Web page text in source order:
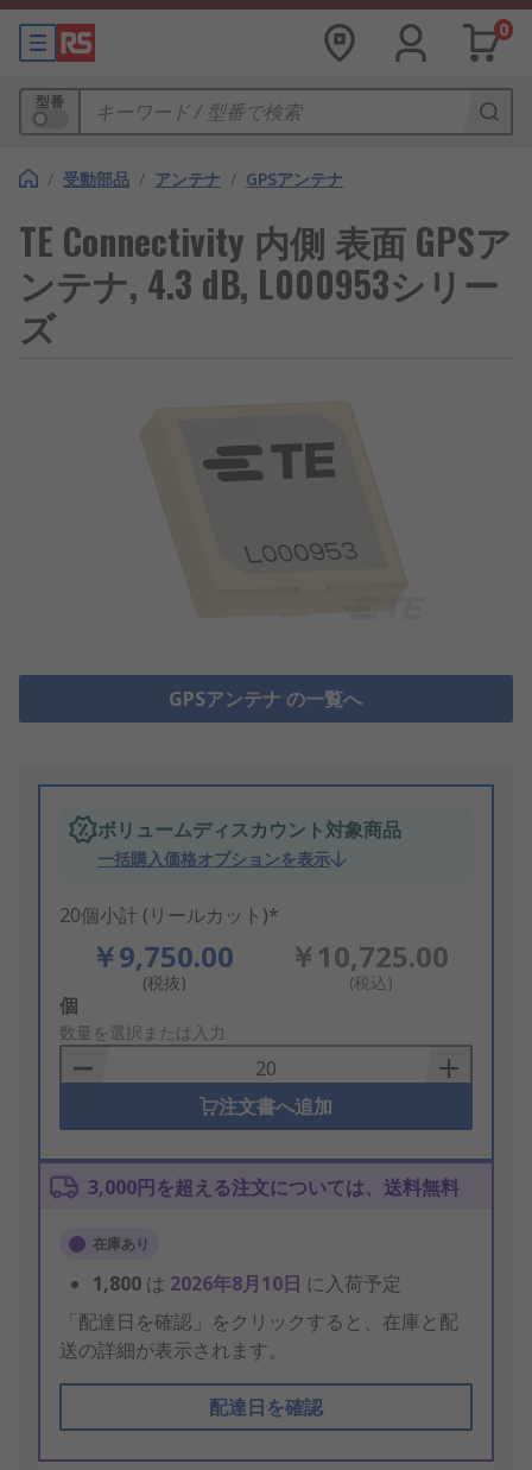
0
型番
/ 受動部品 / アンテナ / GPSアンテナ
TE Connectivity 内側 表面 GPSア
ンテナ, 4.3 dB, L000953シリー
ズ
GPSアンテナ の一覧へ
ボリュームディスカウント対象商品
一括購入価格オプションを表示
20個小計 (リールカット)*
￥9,750.00
(税抜)
￥10,725.00
(税込)
Add
to
Basket
個
数量を選択または入力
注文書へ追加
3,000円を超える注文については、送料無料
在庫あり
1,800 は 2026年8月10日 に入荷予定
「配達日を確認」をクリックすると、在庫と配
送の詳細が表示されます。
配達日を確認